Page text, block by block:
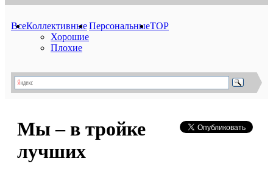
ВсеКоллективные
Хорошие
Плохие
ПерсональныеTOP
Мы – в тройке
лучших